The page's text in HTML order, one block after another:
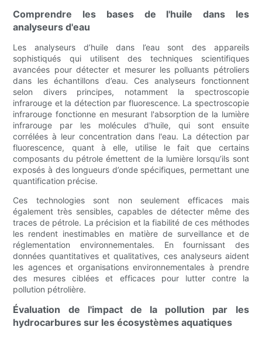
Comprendre les bases de l'huile dans les
analyseurs d'eau
Les analyseurs d’huile dans l’eau sont des appareils
sophistiqués qui utilisent des techniques scientifiques
avancées pour détecter et mesurer les polluants pétroliers
dans les échantillons d’eau. Ces analyseurs fonctionnent
selon divers principes, notamment la spectroscopie
infrarouge et la détection par fluorescence. La spectroscopie
infrarouge fonctionne en mesurant l'absorption de la lumière
infrarouge par les molécules d'huile, qui sont ensuite
corrélées à leur concentration dans l'eau. La détection par
fluorescence, quant à elle, utilise le fait que certains
composants du pétrole émettent de la lumière lorsqu’ils sont
exposés à des longueurs d’onde spécifiques, permettant une
quantification précise.
Ces technologies sont non seulement efficaces mais
également très sensibles, capables de détecter même des
traces de pétrole. La précision et la fiabilité de ces méthodes
les rendent inestimables en matière de surveillance et de
réglementation environnementales. En fournissant des
données quantitatives et qualitatives, ces analyseurs aident
les agences et organisations environnementales à prendre
des mesures ciblées et efficaces pour lutter contre la
pollution pétrolière.
Évaluation de l'impact de la pollution par les
hydrocarbures sur les écosystèmes aquatiques